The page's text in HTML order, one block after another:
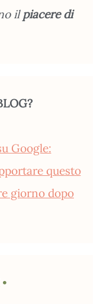
ilpiacere di
Google:
questo
giorno dopo
•